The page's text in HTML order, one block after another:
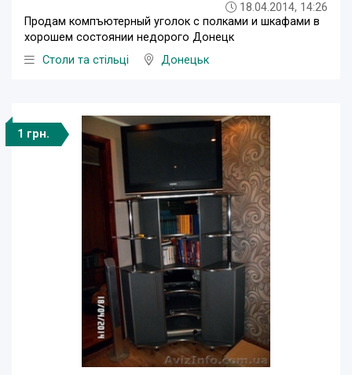
18.04.2014, 14:26
Продам компъютерный уголок с полками и шкафами в
хорошем состоянии недорого Донецк
Столи та стільці
Донецьк
1 грн.